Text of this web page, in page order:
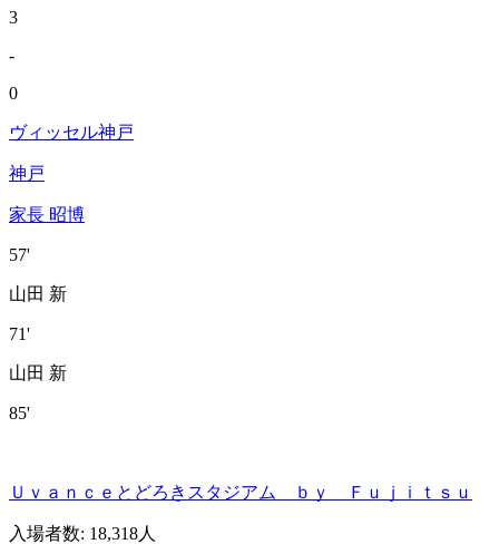
3
-
0
ヴィッセル神戸
神戸
家長 昭博
57'
山田 新
71'
山田 新
85'
Ｕｖａｎｃｅとどろきスタジアム ｂｙ Ｆｕｊｉｔｓｕ
入場者数: 18,318人